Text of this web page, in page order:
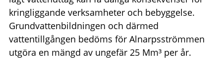
kringliggande verksamheter och bebyggelse.
Grundvattenbildningen och därmed
vattentillgången bedöms för Alnarpsströmmen
utgöra en mängd av ungefär 25 Mm³ per år.